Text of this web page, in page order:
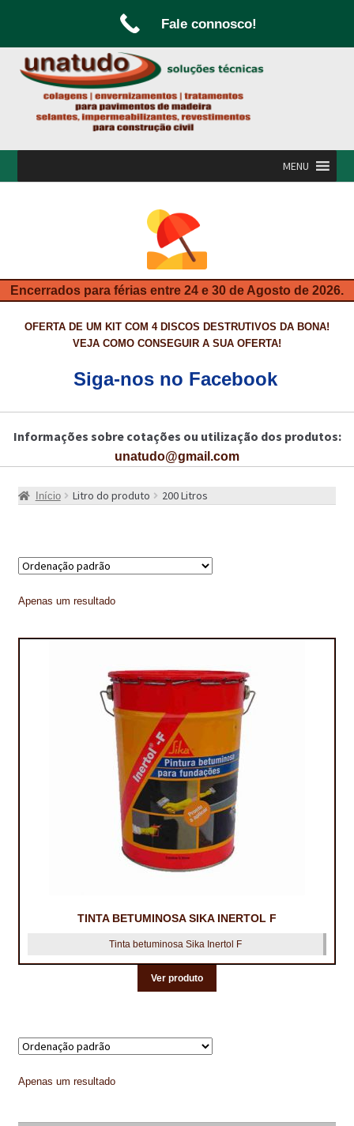
para
navegação
para
conteúdo
MENU
CARPINTARIA E MARCENARIA
FABRICO DE PORTAS E FOLHEAMENTO
COLAGEM DE PISOS DE MADEIRA
BONA?
CONSTRUÇÃO CIVIL
DESCOFRANTES RETARDADORES E DESATIVANTES
DESTAQUES “ESTRELAS DO MERCADO”
EM MANUTENÇÃO PROGRAMADA
FACHADAS VENTILADAS (PANEL SYSTEM)
HIDROBLOCK
IMPERMEABILIZAÇÃO DE CAVES E FUNDAÇÕES
Encerrados para férias entre 24 e 30 de Agosto de 2026.
OFERTA DE UM KIT COM 4 DISCOS DESTRUTIVOS DA BONA!
VEJA COMO CONSEGUIR A SUA OFERTA!
Siga-nos no Facebook
Informações sobre cotações ou utilização dos produtos:
unatudo@gmail.com
Início Litro do produto 200 Litros
Apenas um resultado
TINTA BETUMINOSA SIKA INERTOL F
Tinta betuminosa Sika Inertol F
Ver produto
Apenas um resultado
Fale connosco!